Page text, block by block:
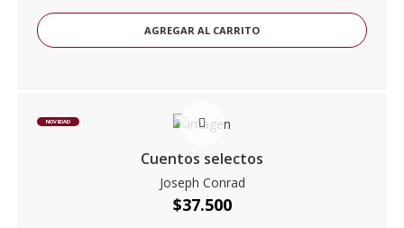
AGREGAR AL CARRITO
NOVEDAD
Cuentos selectos
Joseph Conrad
$37.500